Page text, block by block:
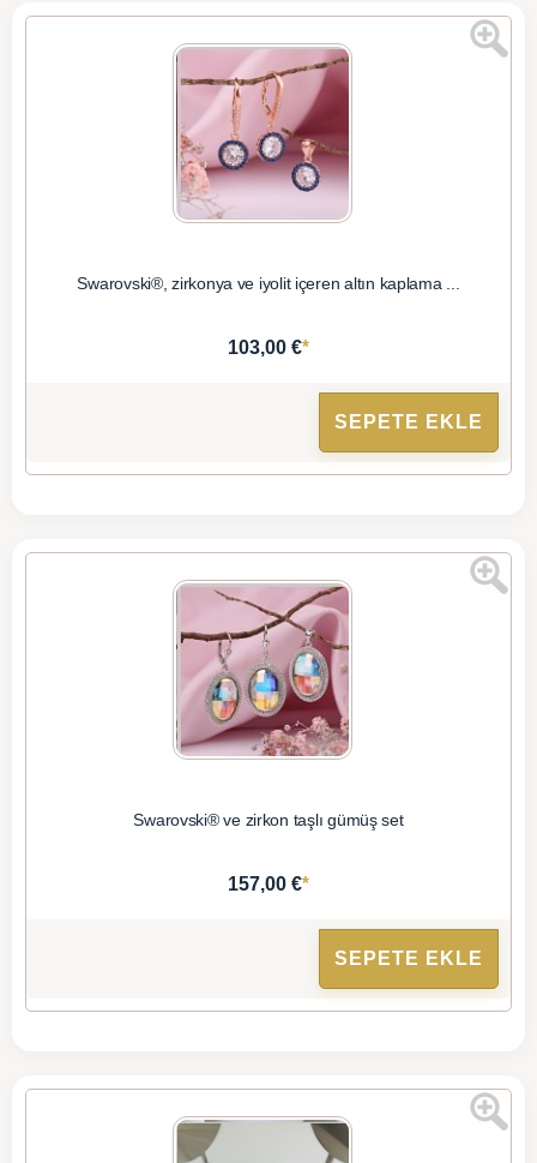
Swarovski®, zirkonya ve iyolit içeren altın kaplama ...
103,00 €*
SEPETE EKLE
Swarovski® ve zirkon taşlı gümüş set
157,00 €*
SEPETE EKLE